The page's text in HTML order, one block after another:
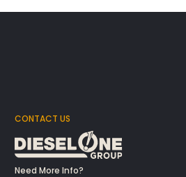
CONTACT US
Need More Info?